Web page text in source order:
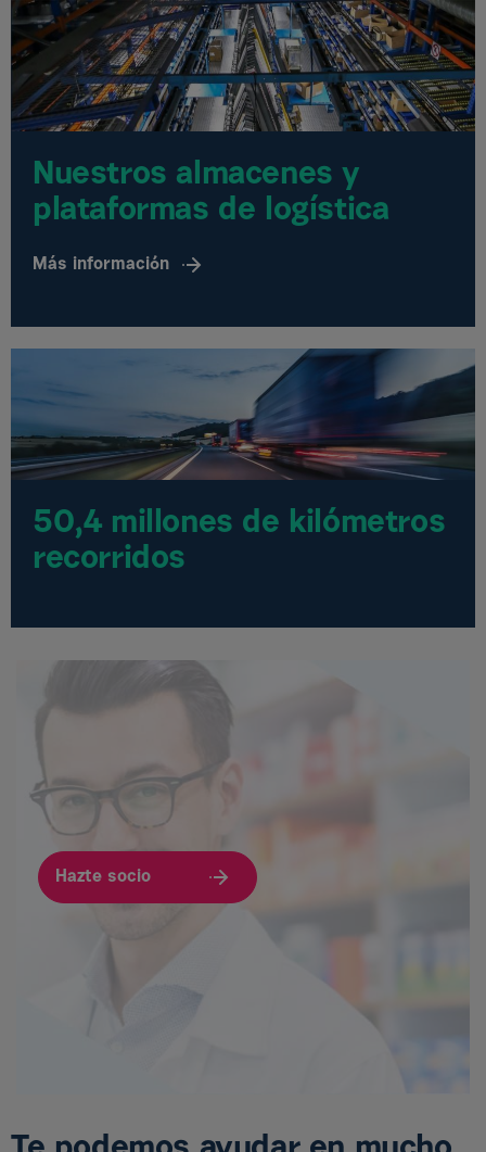
Nuestros almacenes y
plataformas de logística
Más información
50,4 millones de kilómetros
recorridos
Hazte socio